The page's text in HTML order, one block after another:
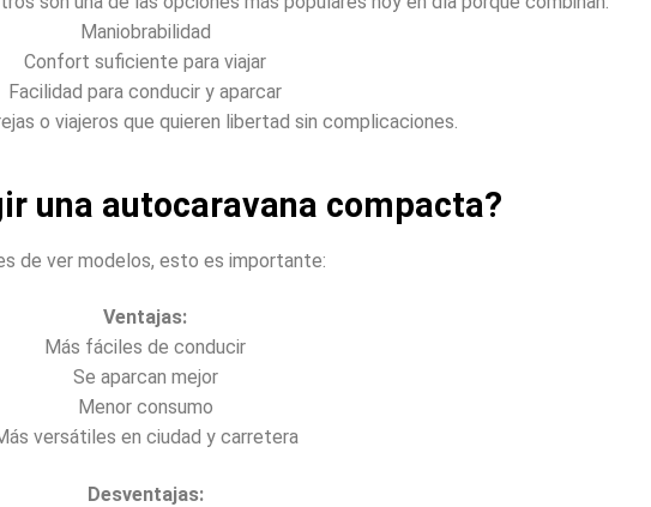
Maniobrabilidad
Confort suficiente para viajar
Facilidad para conducir y aparcar
o viajeros que quieren libertad sin complicaciones.
una autocaravana compacta?
de ver modelos, esto es importante:
Ventajas:
Más fáciles de conducir
Se aparcan mejor
Menor consumo
versátiles en ciudad y carretera
Desventajas: